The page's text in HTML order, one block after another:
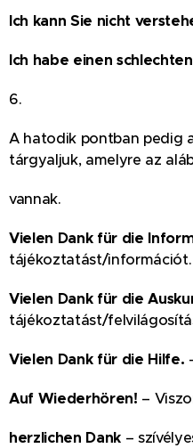
Ich kann Sie nicht
Ich habe einen
6.
A hatodik pontban pedig
tárgyaljuk, amelyre az
vannak.
Vielen Dank für die
tájékoztatást/információt.
Vielen Dank für die
tájékoztatást/
Vielen Dank für die Hilfe.
Auf Wiederhören! –
herzlichen Dank –